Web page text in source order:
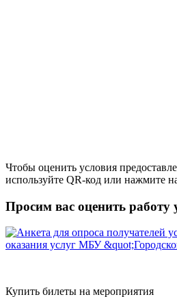
Чтобы оценить условия
используйте QR-код или нажмите
Просим вас оценить работу
Купить билеты на мероприятия